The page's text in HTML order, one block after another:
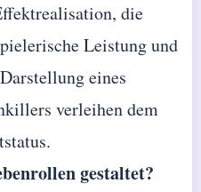
die
Leistung und
eines
verleihen dem
gestaltet?